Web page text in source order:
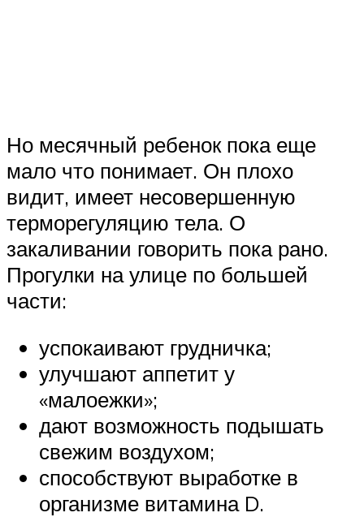
Но месячный ребенок пока еще
мало что понимает. Он плохо
видит, имеет несовершенную
терморегуляцию тела. О
закаливании говорить пока рано.
Прогулки на улице по большей
части:
успокаивают грудничка;
улучшают аппетит у
«малоежки»;
дают возможность подышать
свежим воздухом;
способствуют выработке в
организме витамина D.